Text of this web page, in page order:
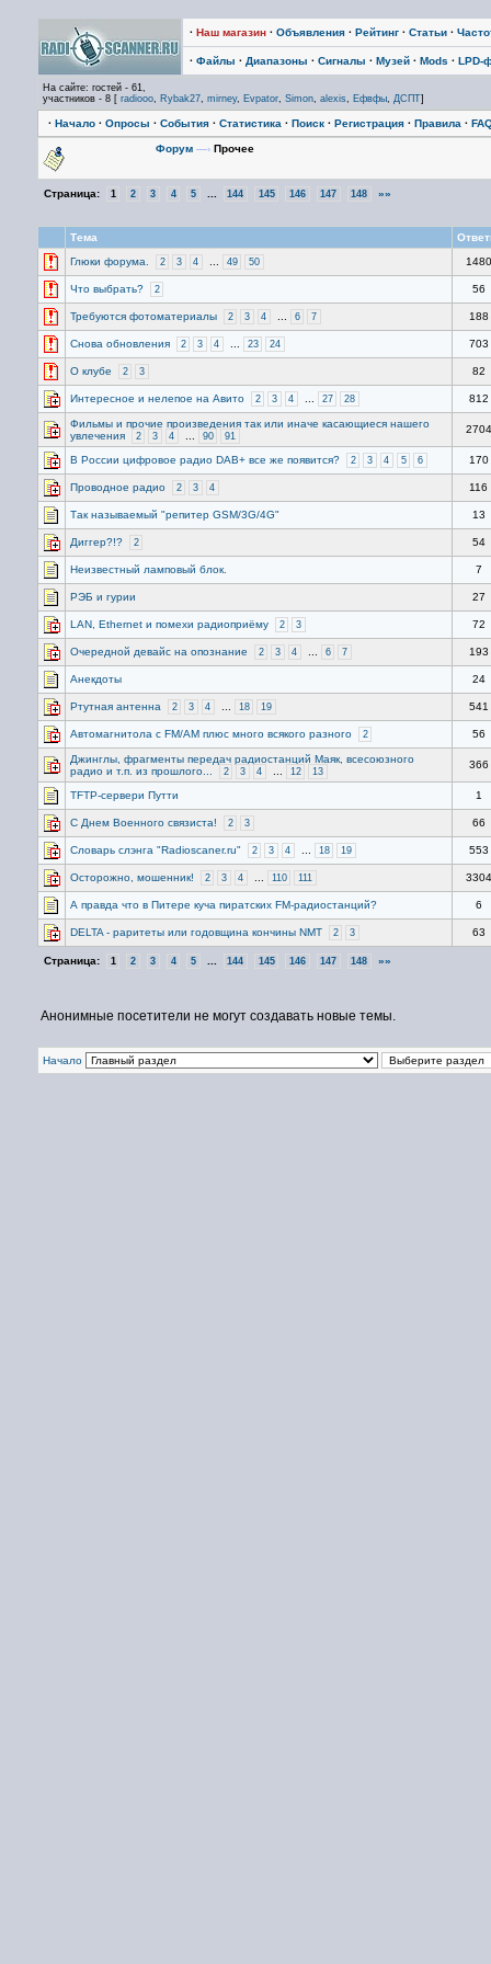
· Наш магазин · Объявления · Рейтинг · Статьи ·
· Файлы · Диапазоны · Сигналы · Музей · Mods · LPD-
На сайте: гостей - 61,
участников - 8 [ radiooo, Rybak27, mirney, Evpator, Simon, alexis, Ефвфы, ДСПТ]
· Начало · Опросы · События · Статистика · Поиск · Регистрация · Правила ·
Форум —› Прочее
Страница: 1 2 3 4 5 144 145 146 147 148 »»
Тема
Глюки форума.
2 3 4 49 50 1480
Что выбрать? 2 56
Требуются фотоматериалы 2 3 4 6 7 188
Снова обновления 2 3 4 23 24 703
О клубе 2 3 82
Интересное и нелепое на Авито 2 3 4 27 28 812
Фильмы и прочие произведения так или иначе касающиеся нашего
увлечения
2 3 4 90 91
2704
В России цифровое радио DAB+ все же появится? 2 3 4 5 6 170
Проводное радио 2 3 4 116
Так называемый "репитер GSM/3G/4G" 13
Диггер?!? 2 54
Неизвестный ламповый блок. 7
РЭБ и гурии 27
LAN, Ethernet и помехи радиоприёму 2 3 72
Очередной девайс на опознание 2 3 4 6 7 193
Анекдоты 24
Ртутная антенна 2 3 4 18 19 541
Автомагнитола с FM/АМ плюс много всякого разного 2 56
Джинглы, фрагменты передач радиостанций Маяк, всесоюзного
радио и т.п. из прошлого...
2 3 4 12 13
366
TFTP-сервери Путти 1
С Днем Военного связиста! 2 3 66
Словарь слэнга "Radioscaner.ru" 2 3 4 18 19 553
Осторожно, мошенник! 2 3 4 110 111 3304
А правда что в Питере куча пиратских FM-радиостанций? 6
DELTA - раритеты или годовщина кончины NMT 2 3 63
Страница: 1 2 3 4 5 144 145 146 147 148 »»
Анонимные посетители не могут создавать новые темы.
Начало